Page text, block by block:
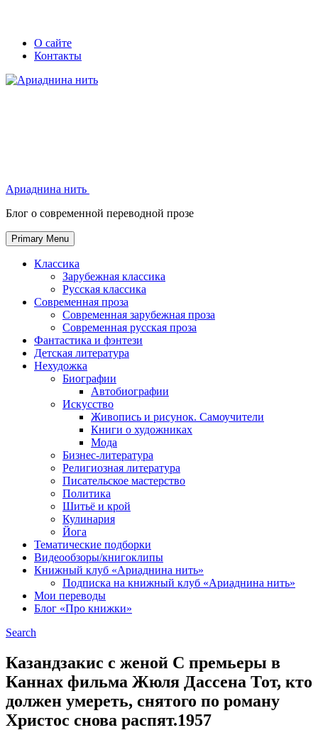
Skip
Secondary
left
navigation
Secondary
right
navigation
О сайте
Контакты
Ариаднина нить
Блог о современной переводной прозе
Primary Menu
Классика
Зарубежная классика
Русская классика
Современная проза
Современная зарубежная проза
Современная русская проза
Фантастика и фэнтези
Детская литература
Нехудожка
Биографии
Автобиографии
Искусство
Живопись и рисунок. Самоучители
Книги о художниках
Мода
Бизнес-литература
Религиозная литература
Писательское мастерство
Политика
Шитьё и крой
Кулинария
Йога
Тематические подборки
Видеообзоры/книгоклипы
Книжный клуб «Ариаднина нить»
Подписка на книжный клуб «Ариаднина нить»
Мои переводы
Блог «Про книжки»
Search
Казандзакис с женой С премьеры в
Каннах фильма Жюля Дассена Тот, кто
должен умереть, снятого по роману
Христос снова распят.1957